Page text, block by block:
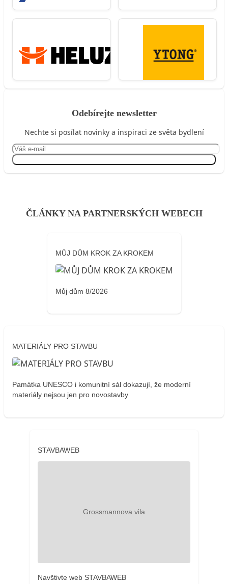
Odebírejte newsletter
Nechte si posílat novinky a inspiraci ze světa bydlení
ČLÁNKY NA PARTNERSKÝCH WEBECH
MŮJ DŮM KROK ZA KROKEM
Můj dům 8/2026
MATERIÁLY PRO STAVBU
Památka UNESCO i komunitní sál dokazují, že moderní
materiály nejsou jen pro novostavby
STAVBAWEB
Navštivte web STAVBAWEB